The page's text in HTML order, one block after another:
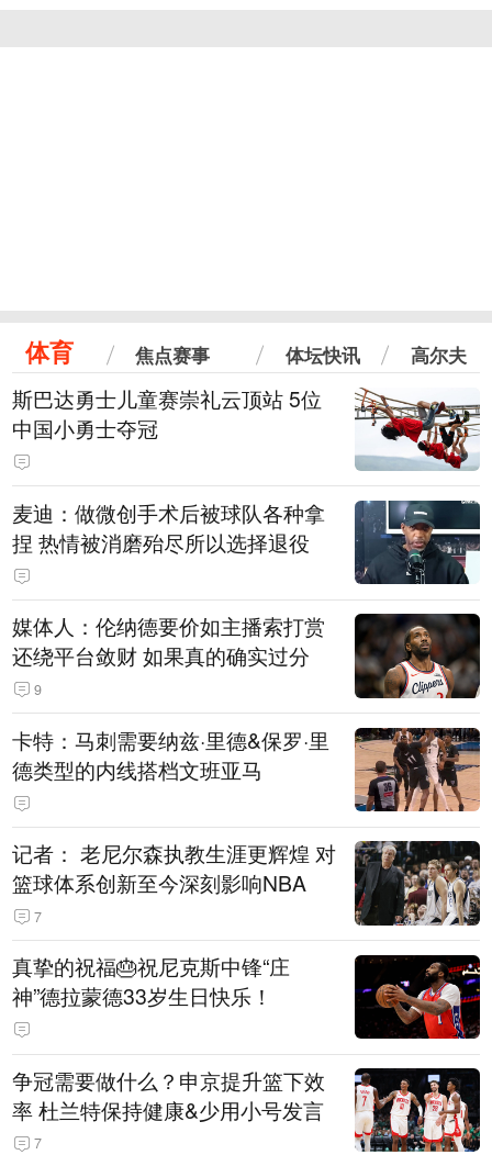
体育 焦点赛事 体坛快讯 高尔夫
斯巴达勇士儿童赛崇礼云顶站 5位
中国小勇士夺冠
麦迪：做微创手术后被球队各种拿
捏 热情被消磨殆尽所以选择退役
媒体人：伦纳德要价如主播索打赏
还绕平台敛财 如果真的确实过分
9
卡特：马刺需要纳兹·里德&保罗·里
德类型的内线搭档文班亚马
记者： 老尼尔森执教生涯更辉煌 对
篮球体系创新至今深刻影响NBA
7
真挚的祝福🎂祝尼克斯中锋“庄
神”德拉蒙德33岁生日快乐！
争冠需要做什么？申京提升篮下效
率 杜兰特保持健康&少用小号发言
7